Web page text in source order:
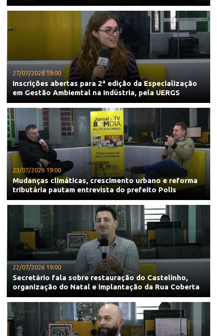
27/07/2026 19:00
Inscrições abertas para 2ª edição da Especialização
em Gestão Ambiemtal na Indústria, pela UERGS
23/07/2026 19:00
Mudanças climáticas, crescimento urbano e reforma
tributária pautam entrevista do prefeito Polis
22/07/2026 19:00
Secretário fala sobre restauração do Castelinho,
organização do Natal e implantação da Rua Coberta